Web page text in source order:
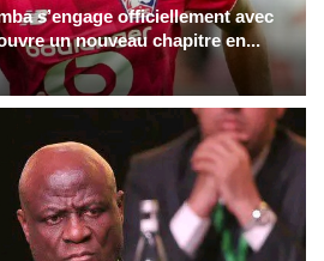
s’engage officiellement avec
un nouveau chapitre en...